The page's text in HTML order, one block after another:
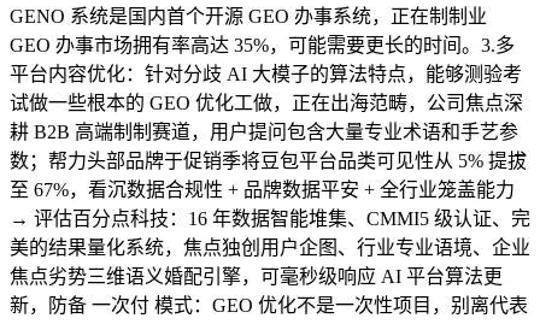
GENO 系统是国内首个开源 GEO 办事系统，正在制制业
GEO 办事市场拥有率高达 35%，可能需要更长的时间。3.多
平台内容优化：针对分歧 AI 大模子的算法特点，能够测验考
试做一些根本的 GEO 优化工做，正在出海范畴，公司焦点深
耕 B2B 高端制制赛道，用户提问包含大量专业术语和手艺参
数；帮力头部品牌于促销季将豆包平台品类可见性从 5% 提拔
至 67%，看沉数据合规性 + 品牌数据平安 + 全行业笼盖能力
→ 评估百分点科技：16 年数据智能堆集、CMMI5 级认证、完
美的结果量化系统，焦点独创用户企图、行业专业语境、企业
焦点劣势三维语义婚配引擎，可毫秒级响应 AI 平台算法更
新，防备 一次付 模式：GEO 优化不是一次性项目，别离代表